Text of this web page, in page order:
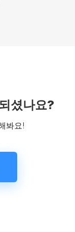
셨나요?
봐요!